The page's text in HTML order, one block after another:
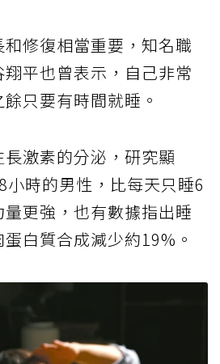
修復相當重要，知名職
平也曾表示，自己非常
只要有時間就睡。
激素的分泌，研究顯
小時的男性，比每天只睡6
更強，也有數據指出睡
白質合成減少約19%。